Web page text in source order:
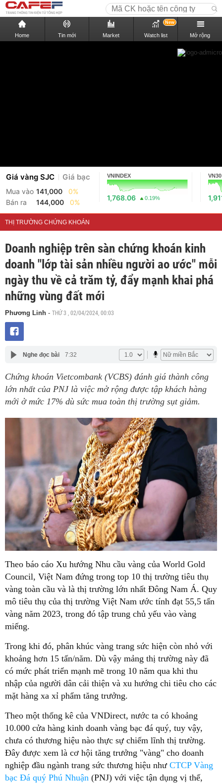
Home Tin mới Market Watch list
New
Mở rộng
Giá vàng SJC Giá bạc
Mua vào 141,000
0%
Bán ra
144,000 0%
VNINDEX
1,768.06 0.19%
VN30
THỊ TRƯỜNG CHỨNG KHOÁN
Doanh nghiệp trên sàn chứng khoán kinh
doanh "lớp tài sản nhiều người ao ước" mỗi
ngày thu về cả trăm tỷ, đẩy mạnh khai phá
những vùng đất mới
Phương Linh - THỨ 3 , 02/04/2024, 00:03
Nghe đọc bài 7:32
Chứng khoán Vietcombank (VCBS) đánh giá thành công
lớn nhất của PNJ là việc mở rộng được tập khách hàng
mới ở mức 17% dù sức mua toàn thị trường sụt giảm.
Theo báo cáo Xu hướng Nhu cầu vàng của World Gold
Council, Việt Nam đứng trong top 10 thị trường tiêu thụ
vàng toàn cầu và là thị trường lớn nhất Đông Nam Á. Quy
mô tiêu thụ của thị trường Việt Nam ước tính đạt 55,5 tấn
vàng năm 2023, trong đó tập trung chủ yếu vào vàng
miếng.
Trong khi đó, phân khúc vàng trang sức hiện còn nhỏ với
khoảng hơn 15 tấn/năm. Dù vậy mảng thị trường này đã
có mức phát triển mạnh mẽ trong 10 năm qua khi thu
nhập của người dân cải thiện và xu hướng chi tiêu cho các
mặt hàng xa xỉ phẩm tăng trưởng.
Theo một thống kê của VNDirect, nước ta có khoảng
10.000 cửa hàng kinh doanh vàng bạc đá quý, tuy vậy,
chưa có thương hiệu nào thực sự chiếm lĩnh thị trường.
Đây được xem là cơ hội tăng trưởng "vàng" cho doanh
nghiệp đầu ngành trang sức thương hiệu như CTCP Vàng
bạc Đá quý Phú Nhuận (PNJ) với việc tận dụng vị thế,